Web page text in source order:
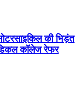
की भिड़ंत
कॉलेज रेफर